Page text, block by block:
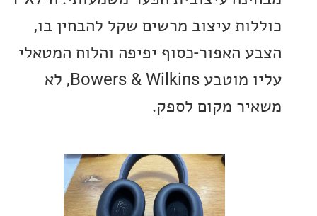
עיצוב מרשים שקל להבחין בו,
האפור-כסוף יפיפה והלוח המטאלי
עליו מוטבע Bowers & Wilkins, לא
מקום לספק.